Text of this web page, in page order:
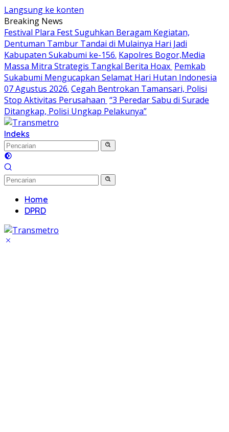
Langsung ke konten
Breaking News
Festival Plara Fest Suguhkan Beragam Kegiatan,
Dentuman Tambur Tandai di Mulainya Hari Jadi
Kabupaten Sukabumi ke-156. Kapolres Bogor,Media
Massa Mitra Strategis Tangkal Berita Hoax Pemkab
Sukabumi Mengucapkan Selamat Hari Hutan Indonesia
07 Agustus 2026. Cegah Bentrokan Tamansari, Polisi
Stop Aktivitas Perusahaan “3 Peredar Sabu di Surade
Ditangkap, Polisi Ungkap Pelakunya”
Indeks
Home
DPRD